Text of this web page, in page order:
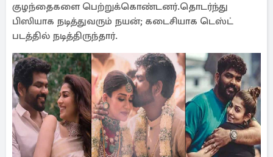
குழந்தைகளை பெற்றுக்கொண்டனர்.தொடர்ந்து
பிஸியாக நடித்துவரும் நயன்; கடைசியாக டெஸ்ட்
படத்தில் நடித்திருந்தார்.